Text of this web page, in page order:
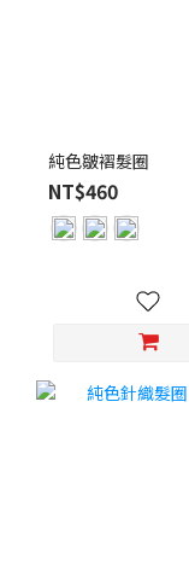
純色皺褶髮圈
NT$460